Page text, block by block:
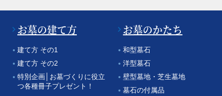
お墓の建て方
建て方 その1
建て方 その2
特別企画│お墓づくりに役立
つ各種冊子プレゼント！
お墓のかたち
和型墓石
洋型墓石
壁型墓地・芝生墓地
墓石の付属品